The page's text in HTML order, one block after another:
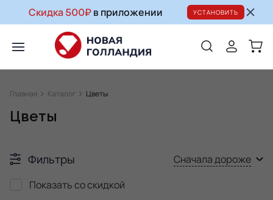
Скидка 500₽в приложении УСТАНОВИТЬ
Главная Каталог Цветы
Цветы
Фильтры
Сначала дороже
Показать со скидкой